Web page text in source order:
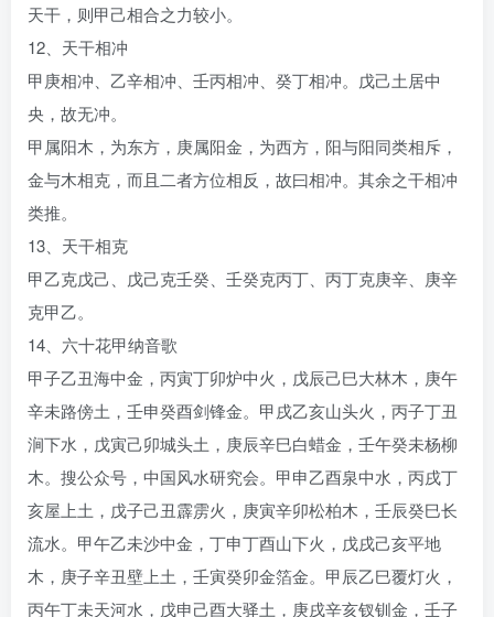
天干，则甲己相合之力较小。
12、天干相冲
甲庚相冲、乙辛相冲、壬丙相冲、癸丁相冲。戊己土居中
央，故无冲。
甲属阳木，为东方，庚属阳金，为西方，阳与阳同类相斥，
金与木相克，而且二者方位相反，故曰相冲。其余之干相冲
类推。
13、天干相克
甲乙克戊己、戊己克壬癸、壬癸克丙丁、丙丁克庚辛、庚辛
克甲乙。
14、六十花甲纳音歌
甲子乙丑海中金，丙寅丁卯炉中火，戊辰己巳大林木，庚午
辛未路傍土，壬申癸酉剑锋金。甲戌乙亥山头火，丙子丁丑
涧下水，戊寅己卯城头土，庚辰辛巳白蜡金，壬午癸未杨柳
木。搜公众号，中国风水研究会。甲申乙酉泉中水，丙戌丁
亥屋上土，戊子己丑霹雳火，庚寅辛卯松柏木，壬辰癸巳长
流水。甲午乙未沙中金，丁申丁酉山下火，戊戌己亥平地
木，庚子辛丑壁上土，壬寅癸卯金箔金。甲辰乙巳覆灯火，
丙午丁未天河水，戊申己酉大驿土，庚戌辛亥钗钏金，壬子